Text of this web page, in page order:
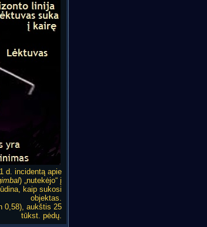
d. incidentą apie
) „nutekėjo“ į
kaip sukosi
objektas.
0,58), aukštis 25
tūkst. pėdų.